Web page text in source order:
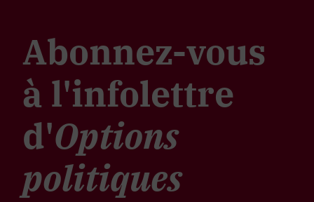
Abonnez-vous
à l'infolettre
d'Options
politiques